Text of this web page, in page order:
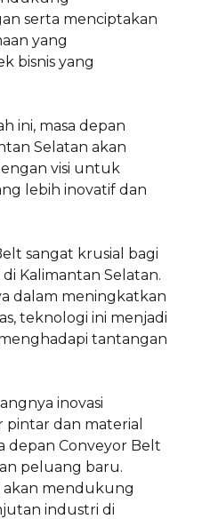
serta menciptakan
yang
bisnis yang
ini, masa depan
Selatan akan
visi untuk
lebih inovatif dan
sangat krusial bagi
Kalimantan Selatan.
dalam meningkatkan
teknologi ini menjadi
tantangan
inovasi
pintar dan material
depan Conveyor Belt
peluang baru.
akan mendukung
industri di